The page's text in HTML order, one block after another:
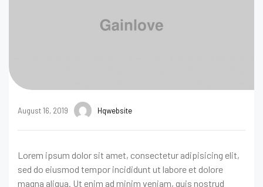
August 16, 2019 Hqwebsite
Lorem ipsum dolor sit amet, consectetur adipisicing elit,
sed do eiusmod tempor incididunt ut labore et dolore
magna aliqua. Ut enim ad minim veniam, quis nostrud